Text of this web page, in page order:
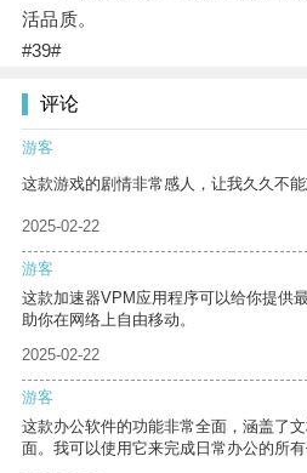
活品质。
#39#
评论
游客
这款游戏的剧情非常感人，让我久久不能
2025-02-22
游客
这款加速器VPM应用程序可以给你提供
助你在网络上自由移动。
2025-02-22
游客
这款办公软件的功能非常全面，涵盖了
面。我可以使用它来完成日常办公的所有